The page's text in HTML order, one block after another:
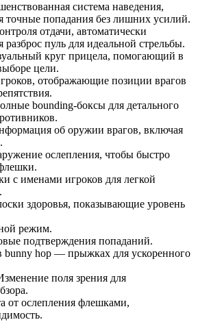
система наведения,
точные попадания без лишних усилий.
отдачи, автоматически
пуль для идеальной стрельбы.
круг прицела, помогающий в
цели.
отображающие позиции врагов
bounding-боксы для детального
об оружии врагов, включая
ослепления, чтобы быстро
с именами игроков для легкой
здоровья, показывающие уровень
режим.
подтверждения попаданий.
hop — прыжках для ускоренного
поля зрения для
от ослепления флешками,